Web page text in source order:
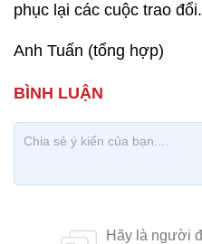
phục lại các cuộc trao đổi.
Anh Tuấn (tổng hợp)